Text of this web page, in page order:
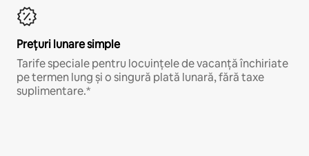
Prețuri lunare simple
Tarife speciale pentru locuințele de vacanță închiriate
pe termen lung și o singură plată lunară, fără taxe
suplimentare.*